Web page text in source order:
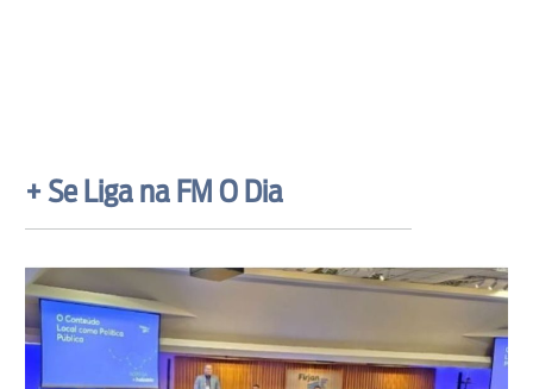
+ Se Liga na FM O Dia